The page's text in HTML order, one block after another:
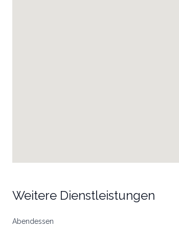
Weitere Dienstleistungen
Abendessen